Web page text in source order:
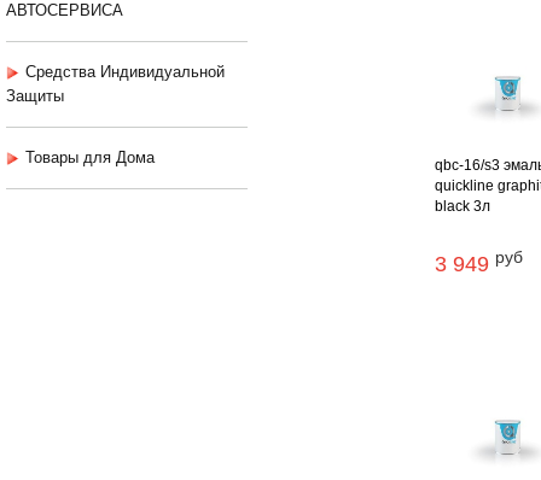
АВТОСЕРВИСА
Средства Индивидуальной
Защиты
Товары для Дома
qbc-16/s3
quickline
black 3л
3 949 руб